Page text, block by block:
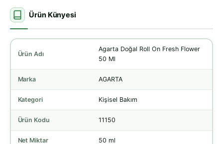
Ürün Künyesi
Ürün Adı
Agarta Doğal Roll On Fresh Flower
50 Ml
Marka AGARTA
Kategori Kişisel Bakım
Ürün Kodu 11150
Net Miktar 50 ml